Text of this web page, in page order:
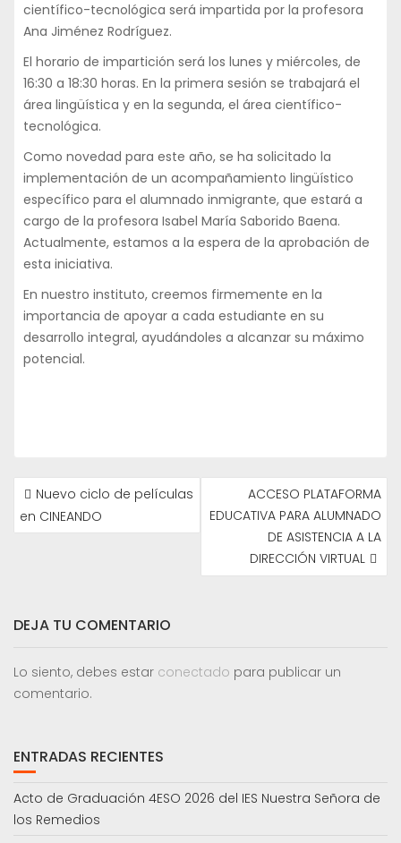
científico-tecnológica será impartida por la profesora
Ana Jiménez Rodríguez.
El horario de impartición será los lunes y miércoles, de
16:30 a 18:30 horas. En la primera sesión se trabajará el
área lingüística y en la segunda, el área científico-
tecnológica.
Como novedad para este año, se ha solicitado la
implementación de un acompañamiento lingüístico
específico para el alumnado inmigrante, que estará a
cargo de la profesora Isabel María Saborido Baena.
Actualmente, estamos a la espera de la aprobación de
esta iniciativa.
En nuestro instituto, creemos firmemente en la
importancia de apoyar a cada estudiante en su
desarrollo integral, ayudándoles a alcanzar su máximo
potencial.
NAVEGACIÓN
DE
ENTRADAS
Nuevo ciclo de películas
en CINEANDO
ACCESO PLATAFORMA
EDUCATIVA PARA ALUMNADO
DE ASISTENCIA A LA
DIRECCIÓN VIRTUAL
DEJA TU COMENTARIO
Lo siento, debes estar conectado para publicar un
comentario.
ENTRADAS RECIENTES
Acto de Graduación 4ESO 2026 del IES Nuestra Señora de
los Remedios